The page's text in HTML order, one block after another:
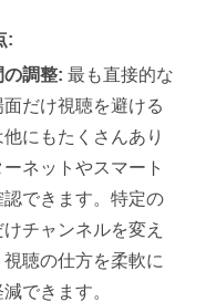
:
の調整: 最も直接的な
だけ視聴を避ける
にもたくさんあり
ネットやスマート
できます。特定の
チャンネルを変え
聴の仕方を柔軟に
できます。